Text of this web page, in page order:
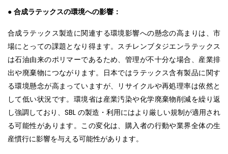
● 合成ラテックスの環境への影響：
合成ラテックス製造に関連する環境影響への懸念の高まりは、市
場にとっての課題となり得ます。スチレンブタジエンラテックス
は石油由来のポリマーであるため、管理が不十分な場合、産業排
出や廃棄物につながります。日本ではラテックス含有製品に関す
る環境懸念が高まっていますが、リサイクルや再処理率は依然と
して低い状況です。環境省は産業汚染や化学廃棄物削減を繰り返
し強調しており、SBL の製造・利用にはより厳しい規制が適用され
る可能性があります。この変化は、購入者の行動や業界全体の生
産慣行に影響を与える可能性があります。